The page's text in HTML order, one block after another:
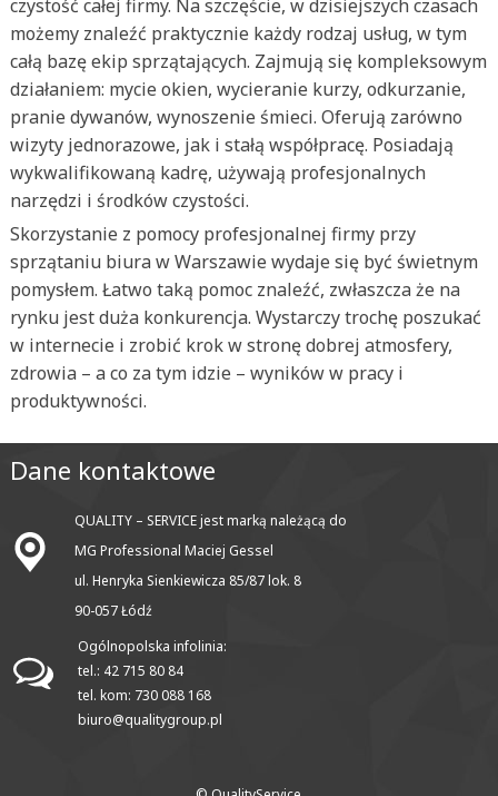
czystość całej firmy. Na szczęście, w dzisiejszych czasach
możemy znaleźć praktycznie każdy rodzaj usług, w tym
całą bazę ekip sprzątających. Zajmują się kompleksowym
działaniem: mycie okien, wycieranie kurzy, odkurzanie,
pranie dywanów, wynoszenie śmieci. Oferują zarówno
wizyty jednorazowe, jak i stałą współpracę. Posiadają
wykwalifikowaną kadrę, używają profesjonalnych
narzędzi i środków czystości.
Skorzystanie z pomocy profesjonalnej firmy przy
sprzątaniu biura w Warszawie wydaje się być świetnym
pomysłem. Łatwo taką pomoc znaleźć, zwłaszcza że na
rynku jest duża konkurencja. Wystarczy trochę poszukać
w internecie i zrobić krok w stronę dobrej atmosfery,
zdrowia – a co za tym idzie – wyników w pracy i
produktywności.
Dane kontaktowe
QUALITY – SERVICE jest marką należącą do
MG Professional Maciej Gessel
ul. Henryka Sienkiewicza 85/87 lok. 8
90-057 Łódź
Ogólnopolska infolinia:
tel.: 42 715 80 84
tel. kom: 730 088 168
biuro@qualitygroup.pl